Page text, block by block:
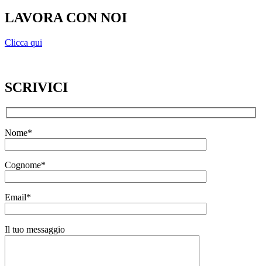
LAVORA CON NOI
Clicca qui
SCRIVICI
Nome*
Cognome*
Email*
Il tuo messaggio